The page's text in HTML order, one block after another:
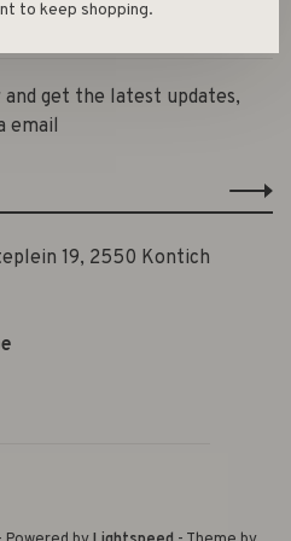
get the latest updates,
email
19, 2550 Kontich
to keep shopping.